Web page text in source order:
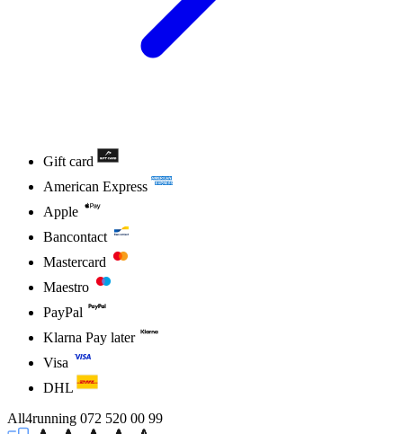
Gift card
American Express
Apple
Bancontact
Mastercard
Maestro
PayPal
Klarna Pay later
Visa
DHL
All4running 072 520 00 99